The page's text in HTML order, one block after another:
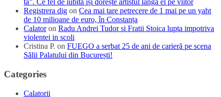
ta”. Ce fel de iubită își dorește artistul lângă el pe viitor
Registrera dig on Cea mai tare petrecere de 1 mai pe un yaht
de 10 milioane de euro, în Constanța
Calatoron Radu Andrei Tudor si Fratii Stoica lupta impotriva
violentei in scoli
Cristina P. on FUEGO a serbat 25 de ani de carieră pe scena
Sălii Palatului din București!
Categories
Calatorii